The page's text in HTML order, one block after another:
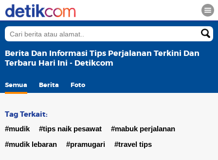
Berita Dan Informasi Tips Perjalanan Terkini Dan
Terbaru Hari Ini - Detikcom
Semua Berita Foto
Tag Terkait:
#mudik #tips naik pesawat
#mabuk perjalanan
#mudik lebaran
#pramugari #travel tips